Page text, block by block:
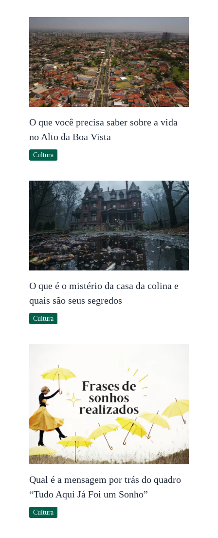
O que você precisa saber sobre a vida
no Alto da Boa Vista
Cultura
O que é o mistério da casa da colina e
quais são seus segredos
Cultura
Qual é a mensagem por trás do quadro
“Tudo Aqui Já Foi um Sonho”
Cultura